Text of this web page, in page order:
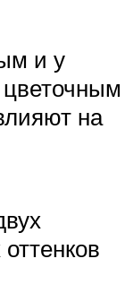
и у
цветочным
на